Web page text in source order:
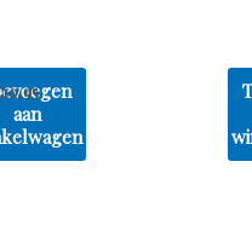
aan
10,95